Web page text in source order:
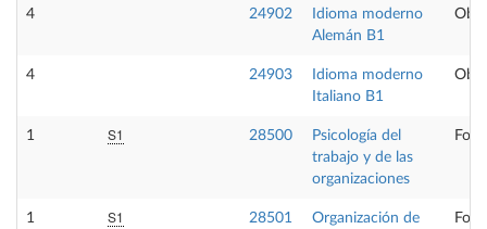
4 24902
Idioma moderno
Alemán B1
4 24903
Idioma moderno
Italiano B1
1 S1 28500
Psicología del
trabajo y de las
organizaciones
1 S1 28501
Organización de